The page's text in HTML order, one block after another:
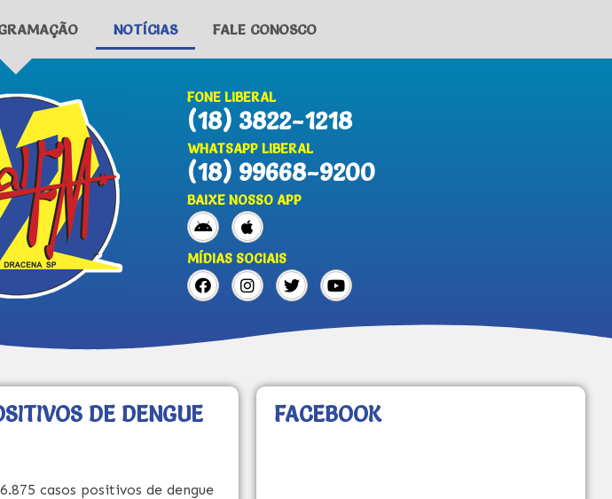
NOTÍCIAS FALE CONOSCO
FONE LIBERAL
(18) 3822-1218
WHATSAPP LIBERAL
(18) 99668-9200
BAIXE NOSSO APP
MÍDIAS SOCIAIS
DE DENGUE
casos positivos de dengue
FACEBOOK